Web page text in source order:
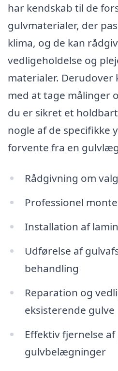
har kendskab til de
gulvmaterialer, der
klima, og de kan
vedligeholdelse og
materialer. Derudover
med at tage målinger
du er sikret et
nogle af de specifikke
forvente fra en
Rådgivning om
Professionel
Installation af
Udførelse af
behandling
Reparation og
eksisterende gulve
Effektiv fjernelse af
gulvbelægninger